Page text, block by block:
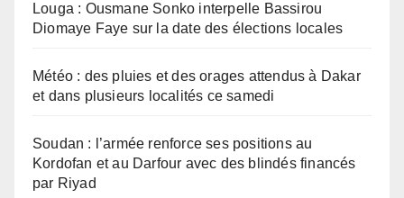
Louga : Ousmane Sonko interpelle Bassirou
Diomaye Faye sur la date des élections locales
Météo : des pluies et des orages attendus à Dakar
et dans plusieurs localités ce samedi
Soudan : l’armée renforce ses positions au
Kordofan et au Darfour avec des blindés financés
par Riyad